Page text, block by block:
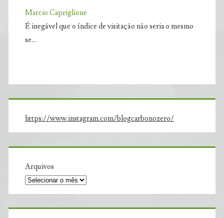
Marcio Capriglione
É inegável que o índice de visitação não seria o mesmo
se…
https://www.instagram.com/blogcarbonozero/
Arquivos